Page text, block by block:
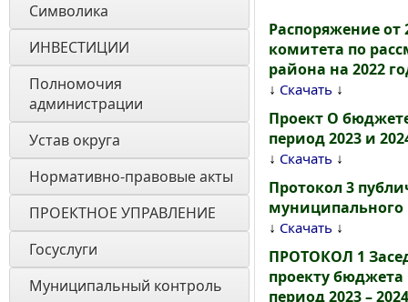
Символика
ИНВЕСТИЦИИ
Полномочия
администрации
Устав округа
Нормативно-правовые акты
ПРОЕКТНОЕ УПРАВЛЕНИЕ
Госуслуги
Муниципальный контроль
Распоряжение от
комитета по
района на 2022
↓ Скачать ↓
Проект О
период 2023 и
↓ Скачать ↓
Протокол 3
муниципального
↓ Скачать ↓
ПРОТОКОЛ 1
проекту
период 2023 –